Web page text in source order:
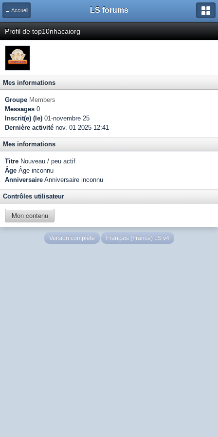
← Accueil LS forums
Profil de top10nhacaiorg
Mes informations
Groupe Members
Messages 0
Inscrit(e) (le) 01-novembre 25
Dernière activité nov. 01 2025 12:41
Mes informations
Titre Nouveau / peu actif
Âge Âge inconnu
Anniversaire Anniversaire inconnu
Contrôles utilisateur
Mon contenu
Version complète Français (France) LS v4